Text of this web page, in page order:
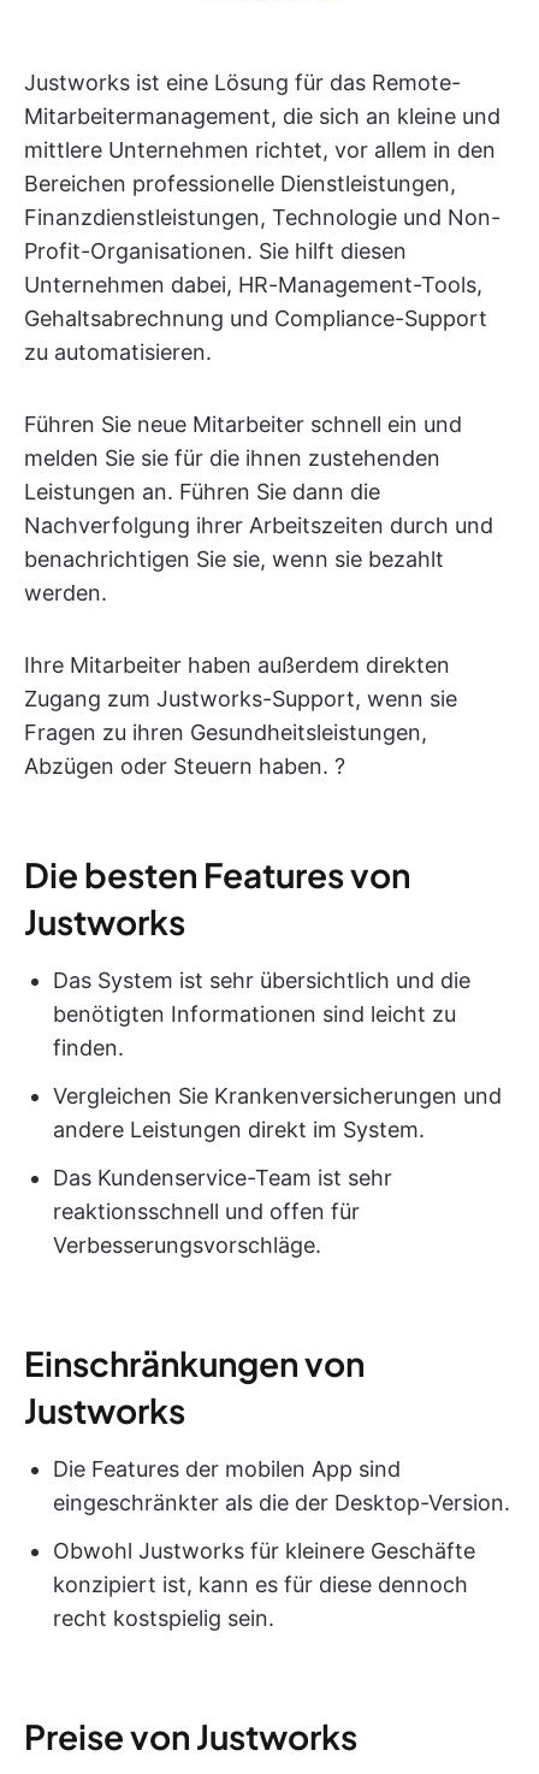
Justworks ist eine Lösung für das Remote-
Mitarbeitermanagement, die sich an kleine und
mittlere Unternehmen richtet, vor allem in den
Bereichen professionelle Dienstleistungen,
Finanzdienstleistungen, Technologie und Non-
Profit-Organisationen. Sie hilft diesen
Unternehmen dabei, HR-Management-Tools,
Gehaltsabrechnung und Compliance-Support
zu automatisieren.
Führen Sie neue Mitarbeiter schnell ein und
melden Sie sie für die ihnen zustehenden
Leistungen an. Führen Sie dann die
Nachverfolgung ihrer Arbeitszeiten durch und
benachrichtigen Sie sie, wenn sie bezahlt
werden.
Ihre Mitarbeiter haben außerdem direkten
Zugang zum Justworks-Support, wenn sie
Fragen zu ihren Gesundheitsleistungen,
Abzügen oder Steuern haben. ?
Die besten Features von
Justworks
Das System ist sehr übersichtlich und die
benötigten Informationen sind leicht zu
finden.
Vergleichen Sie Krankenversicherungen und
andere Leistungen direkt im System.
Das Kundenservice-Team ist sehr
reaktionsschnell und offen für
Verbesserungsvorschläge.
Einschränkungen von
Justworks
Die Features der mobilen App sind
eingeschränkter als die der Desktop-Version.
Obwohl Justworks für kleinere Geschäfte
konzipiert ist, kann es für diese dennoch
recht kostspielig sein.
Preise von Justworks